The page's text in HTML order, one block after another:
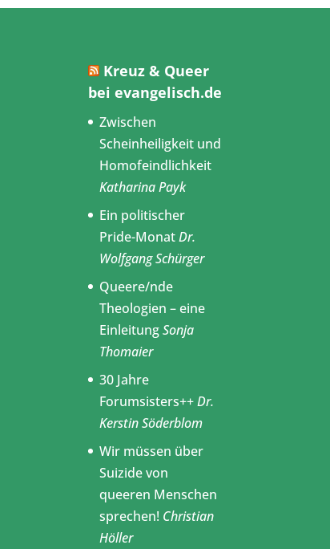
Kreuz & Queer
bei evangelisch.de
Zwischen
Scheinheiligkeit und
Homofeindlichkeit
Katharina Payk
Ein politischer
Pride-MonatDr.
Wolfgang Schürger
Queere/nde
Theologien – eine
EinleitungSonja
Thomaier
30 Jahre
Forumsisters++Dr.
Kerstin Söderblom
Wir müssen über
Suizide von
queeren Menschen
sprechen! Christian
Höller